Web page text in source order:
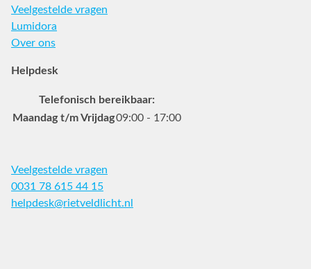
Veelgestelde vragen
Lumidora
Over ons
Helpdesk
Telefonisch bereikbaar:
Maandag t/m Vrijdag09:00 - 17:00
Veelgestelde vragen
0031 78 615 44 15
helpdesk@rietveldlicht.nl